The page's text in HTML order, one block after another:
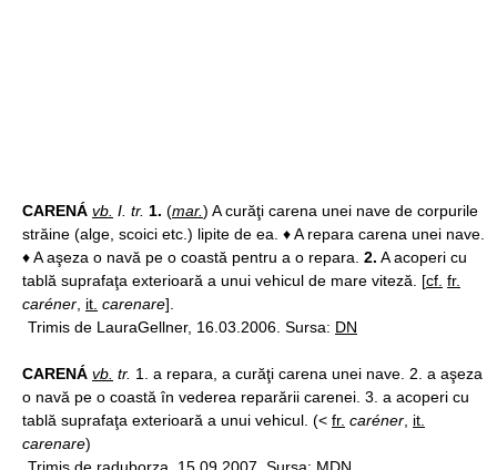
CARENÁ vb. I. tr. 1. (mar.) A curăţi carena unei nave de corpurile
străine (alge, scoici etc.) lipite de ea. ♦ A repara carena unei nave.
♦ A aşeza o navă pe o coastă pentru a o repara. 2. A acoperi cu
tablă suprafaţa exterioară a unui vehicul de mare viteză. [cf. fr.
caréner it. carenare].
Trimis de LauraGellner, 16.03.2006. Sursa: DN
CARENÁ vb. tr. 1. a repara, a curăţi carena unei nave. 2. a aşeza
o navă pe o coastă în vederea reparării carenei. 3. a acoperi cu
tablă suprafaţa exterioară a unui vehicul. (< fr. caréner it.
carenare)